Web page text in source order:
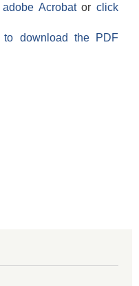
adobe Acrobatorclick
to download the PDF